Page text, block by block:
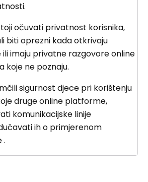
očuvati privatnost korisnika,
biti oprezni kada otkrivaju
imaju privatne razgovore online
koje ne poznaju.
sigurnost djece pri korištenju
druge online platforme,
komunikacijske linije
ih o primjerenom
.